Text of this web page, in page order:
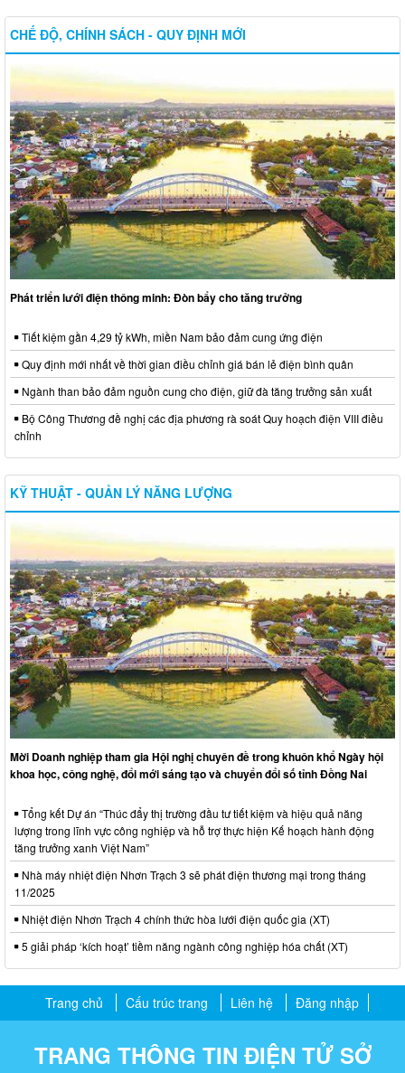
CHẾ ĐỘ, CHÍNH SÁCH - QUY ĐỊNH MỚI
Phát triển lưới điện thông minh: Đòn bẩy cho tăng trưởng
Tiết kiệm gần 4,29 tỷ kWh, miền Nam bảo đảm cung ứng điện
Quy định mới nhất về thời gian điều chỉnh giá bán lẻ điện bình quân
Ngành than bảo đảm nguồn cung cho điện, giữ đà tăng trưởng sản xuất
Bộ Công Thương đề nghị các địa phương rà soát Quy hoạch điện VIII điều
chỉnh
KỸ THUẬT - QUẢN LÝ NĂNG LƯỢNG
Mời Doanh nghiệp tham gia Hội nghị chuyên đề trong khuôn khổ Ngày hội
khoa học, công nghệ, đổi mới sáng tạo và chuyển đổi số tỉnh Đồng Nai
Tổng kết Dự án “Thúc đẩy thị trường đầu tư tiết kiệm và hiệu quả năng
lượng trong lĩnh vực công nghiệp và hỗ trợ thực hiện Kế hoạch hành động
tăng trưởng xanh Việt Nam”
Nhà máy nhiệt điện Nhơn Trạch 3 sẽ phát điện thương mại trong tháng
11/2025
Nhiệt điện Nhơn Trạch 4 chính thức hòa lưới điện quốc gia (XT)
5 giải pháp ‘kích hoạt’ tiềm năng ngành công nghiệp hóa chất (XT)
Trang chủ Cấu trúc trang Liên hệ Đăng nhập
TRANG THÔNG TIN ĐIỆN TỬ SỞ